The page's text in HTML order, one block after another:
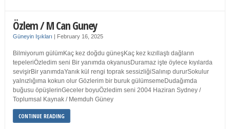
Özlem / M Can Guney
Güneyin Işıkları | February 16, 2025
Bilmiyorum gülümKaç kez doğdu güneşKaç kez kızıllaştı dağların
tepeleriÖzledim seni Bir yanımda okyanusDuramaz işte öylece kıyılarda
sevişirBir yanımdaYanık kül rengi toprak sessizliğiSalınıp dururSokulur
yalnızlığıma kokun olur Gözlerim bir buruk gülümsemeDudağımda
buğusu öpüşlerinGeceler boyuÖzledim seni 2004 Haziran Sydney /
Toplumsal Kaynak / Memduh Güney
CONTINUE READING